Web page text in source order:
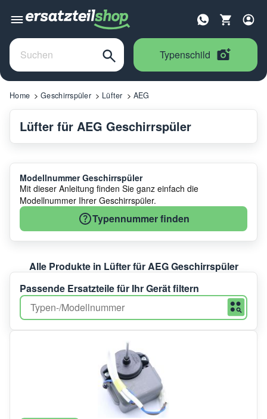
Typenschild
Home Geschirrspüler Lüfter AEG
Lüfter für AEG Geschirrspüler
Modellnummer Geschirrspüler
Mit dieser Anleitung finden Sie ganz einfach die
Modellnummer Ihrer Geschirrspüler.
Typennummer finden
Alle Produkte in Lüfter für AEG Geschirrspüler
Passende Ersatzteile für Ihr Gerät filtern